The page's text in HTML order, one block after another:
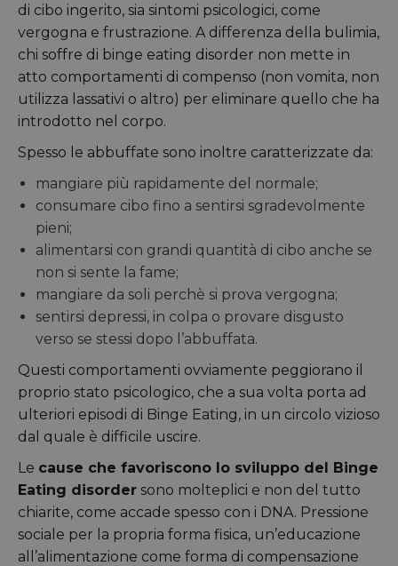
di cibo ingerito, sia sintomi psicologici, come
vergogna e frustrazione. A differenza della bulimia,
chi soffre di binge eating disorder non mette in
atto comportamenti di compenso (non vomita, non
utilizza lassativi o altro) per eliminare quello che ha
introdotto nel corpo.
Spesso le abbuffate sono inoltre caratterizzate da:
mangiare più rapidamente del normale;
consumare cibo fino a sentirsi sgradevolmente
pieni;
alimentarsi con grandi quantità di cibo anche se
non si sente la fame;
mangiare da soli perchè si prova vergogna;
sentirsi depressi, in colpa o provare disgusto
verso se stessi dopo l’abbuffata.
Questi comportamenti ovviamente peggiorano il
proprio stato psicologico, che a sua volta porta ad
ulteriori episodi di Binge Eating, in un circolo vizioso
dal quale è difficile uscire.
Le cause che favoriscono lo sviluppo del Binge
Eating disorder sono molteplici e non del tutto
chiarite, come accade spesso con i DNA. Pressione
sociale per la propria forma fisica, un’educazione
all’alimentazione come forma di compensazione